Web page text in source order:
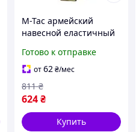
M-Tac армейский
навесной еластичный
для турникета на Molle
Gen.III Multicam
Готово к отправке
от62 ₴/мес
624 ₴
811 ₴
Купить